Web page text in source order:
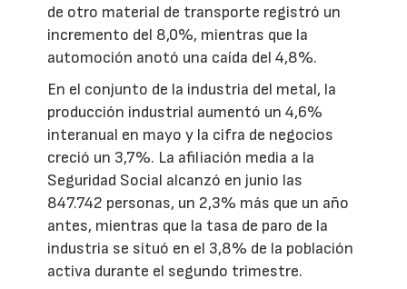
de otro material de transporte registró un
incremento del 8,0%, mientras que la
automoción anotó una caída del 4,8%.
En el conjunto de la industria del metal, la
producción industrial aumentó un 4,6%
interanual en mayo y la cifra de negocios
creció un 3,7%. La afiliación media a la
Seguridad Social alcanzó en junio las
847.742 personas, un 2,3% más que un año
antes, mientras que la tasa de paro de la
industria se situó en el 3,8% de la población
activa durante el segundo trimestre.